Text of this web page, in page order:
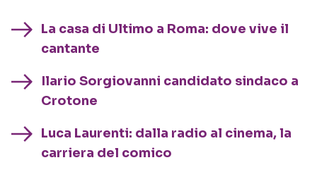
La casa di Ultimo a Roma: dove vive il
cantante
Ilario Sorgiovanni candidato sindaco a
Crotone
Luca Laurenti: dalla radio al cinema, la
carriera del comico